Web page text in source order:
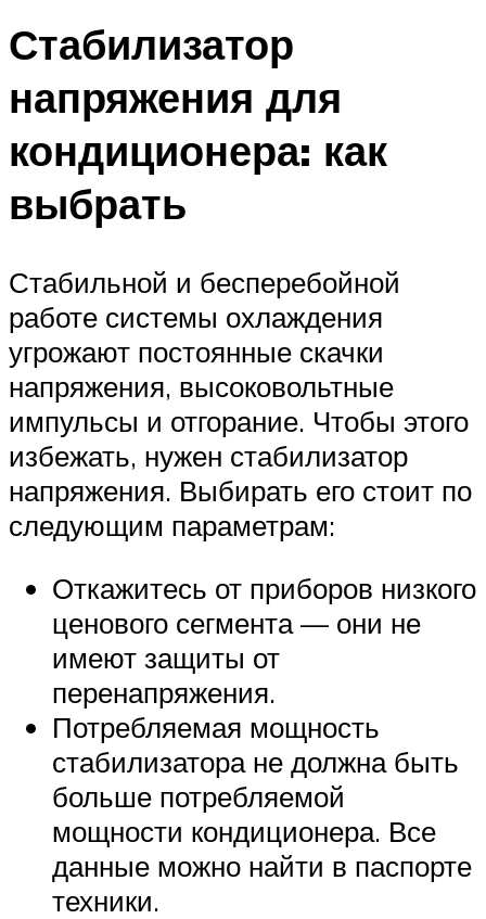
Стабилизатор
напряжения для
кондиционера: как
выбрать
Стабильной и бесперебойной
работе системы охлаждения
угрожают постоянные скачки
напряжения, высоковольтные
импульсы и отгорание. Чтобы этого
избежать, нужен стабилизатор
напряжения. Выбирать его стоит по
следующим параметрам:
Откажитесь от приборов низкого
ценового сегмента — они не
имеют защиты от
перенапряжения.
Потребляемая мощность
стабилизатора не должна быть
больше потребляемой
мощности кондиционера. Все
данные можно найти в паспорте
техники.